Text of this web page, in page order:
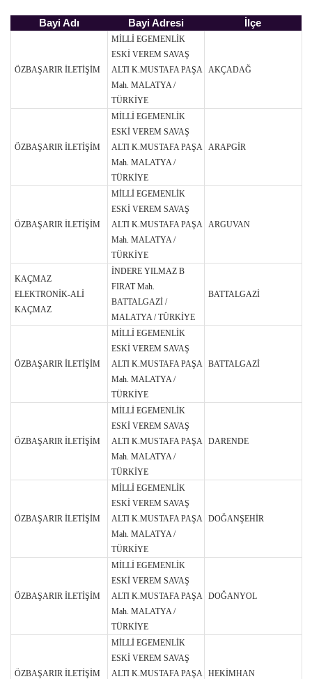
Bayi Adı Bayi Adresi İlçe
ÖZBAŞARIR İLETİŞİM
MİLLİ EGEMENLİK
ESKİ VEREM SAVAŞ
ALTI K.MUSTAFA PAŞA
Mah. MALATYA /
TÜRKİYE
AKÇADAĞ
ÖZBAŞARIR İLETİŞİM
MİLLİ EGEMENLİK
ESKİ VEREM SAVAŞ
ALTI K.MUSTAFA PAŞA
Mah. MALATYA /
TÜRKİYE
ARAPGİR
ÖZBAŞARIR İLETİŞİM
MİLLİ EGEMENLİK
ESKİ VEREM SAVAŞ
ALTI K.MUSTAFA PAŞA
Mah. MALATYA /
TÜRKİYE
ARGUVAN
KAÇMAZ
ELEKTRONİK-ALİ
KAÇMAZ
İNDERE YILMAZ B
FIRAT Mah.
BATTALGAZİ /
MALATYA / TÜRKİYE
BATTALGAZİ
ÖZBAŞARIR İLETİŞİM
MİLLİ EGEMENLİK
ESKİ VEREM SAVAŞ
ALTI K.MUSTAFA PAŞA
Mah. MALATYA /
TÜRKİYE
BATTALGAZİ
ÖZBAŞARIR İLETİŞİM
MİLLİ EGEMENLİK
ESKİ VEREM SAVAŞ
ALTI K.MUSTAFA PAŞA
Mah. MALATYA /
TÜRKİYE
DARENDE
ÖZBAŞARIR İLETİŞİM
MİLLİ EGEMENLİK
ESKİ VEREM SAVAŞ
ALTI K.MUSTAFA PAŞA
Mah. MALATYA /
TÜRKİYE
DOĞANŞEHİR
ÖZBAŞARIR İLETİŞİM
MİLLİ EGEMENLİK
ESKİ VEREM SAVAŞ
ALTI K.MUSTAFA PAŞA
Mah. MALATYA /
TÜRKİYE
DOĞANYOL
ÖZBAŞARIR İLETİŞİM
MİLLİ EGEMENLİK
ESKİ VEREM SAVAŞ
ALTI K.MUSTAFA PAŞA HEKİMHAN